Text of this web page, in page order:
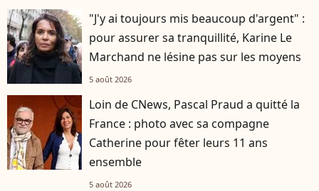
"J'y ai toujours mis beaucoup d'argent" :
pour assurer sa tranquillité, Karine Le
Marchand ne lésine pas sur les moyens
5 août 2026
Loin de CNews, Pascal Praud a quitté la
France : photo avec sa compagne
Catherine pour fêter leurs 11 ans
ensemble
5 août 2026